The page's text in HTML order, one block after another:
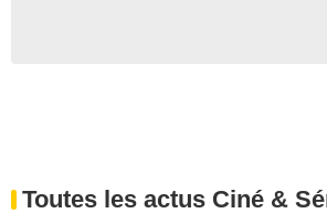
Toutes les actus Ciné &